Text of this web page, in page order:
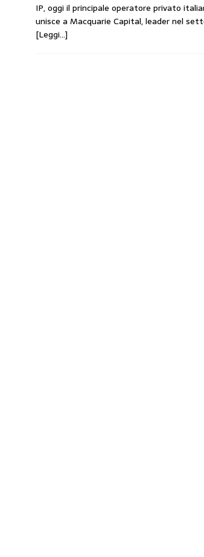
amministrato»
IP, oggi il principale operatore privato
unisce a Macquarie Capital, leader nel
[Leggi…]